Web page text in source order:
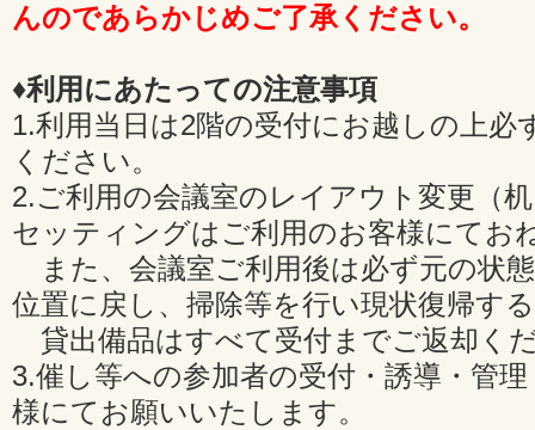
んのであらかじめご了承ください。
♦利用にあたっての注意事項
1.利用当日は2階の受付にお越しの上必
ください。
2.ご利用の会議室のレイアウト変更（
セッティングはご利用のお客様にてお
また、会議室ご利用後は必ず元の状
位置に戻し、掃除等を行い現状復帰す
貸出備品はすべて受付までご返却く
3.催し等への参加者の受付・誘導・管
様にてお願いいたします。